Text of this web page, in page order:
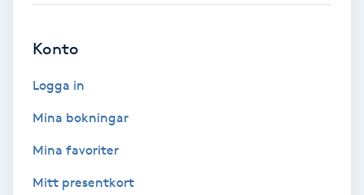
Rosenmetoden
Ryggmassage
Samtalsterapi
Konto
Logga in
Mina bokningar
Mina favoriter
Mitt presentkort